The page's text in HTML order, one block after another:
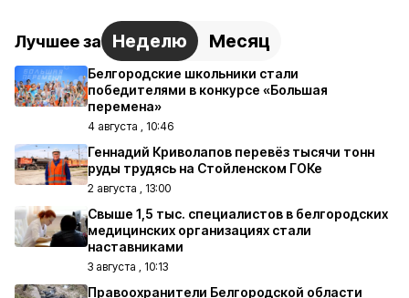
Лучшее за Неделю Месяц
Белгородские школьники стали
победителями в конкурсе «Большая
перемена»
4 августа , 10:46
Геннадий Криволапов перевёз тысячи тонн
руды трудясь на Стойленском ГОКе
2 августа , 13:00
Свыше 1,5 тыс. специалистов в белгородских
медицинских организациях стали
наставниками
3 августа , 10:13
Правоохранители Белгородской области